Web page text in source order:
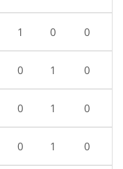
1 0 0
0 1 0
0 1 0
0 1 0